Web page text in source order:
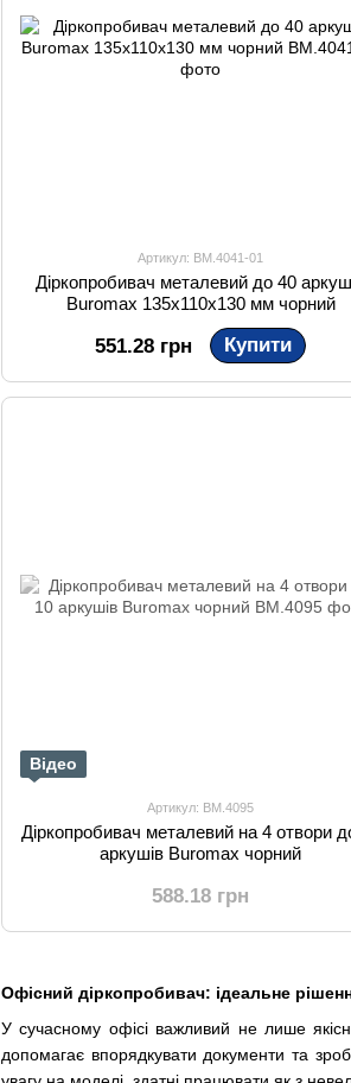
Офісний діркопробивач: ідеальне
У сучасному офісі важливий не лише
допомагає впорядкувати документи та
Артикул: BM.4041-01
Діркопробивач металевий до 40
Buromax 135х110х130 мм чорний
551.28 грн Купити
Відео
Артикул: BM.4095
Діркопробивач металевий на 4 отвори
аркушів Buromax чорний
588.18 грн